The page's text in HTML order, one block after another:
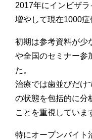
2017年にインビザ
増やして現在1000症
初期は参考資料が少
や全国のセミナー参
た。
治療では歯並びだけ
の状態を包括的に分
ことを重視していま
特にオープンバイト